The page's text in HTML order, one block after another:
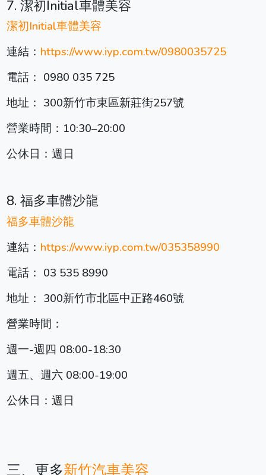
7. 潔初Initial車體美容
潔初Initial車體美容
連結： https://www.iyp.com.tw/0980035725
電話： 0980 035 725
地址： 300新竹市東區新莊街257號
營業時間：10:30–20:00
公休日：週日
8. 福多車體沙龍
福多車體沙龍
連結： https://www.iyp.com.tw/035358990
電話： 03 535 8990
地址： 300新竹市北區中正路460號
營業時間：
週一-週四 08:00-18:30
週五、週六 08:00-19:00
公休日：週日
三、更多新竹汽車美容